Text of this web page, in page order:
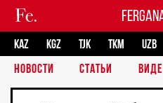
KAZ KGZ TJK TKM UZB
НОВОСТИ
СТАТЬИ